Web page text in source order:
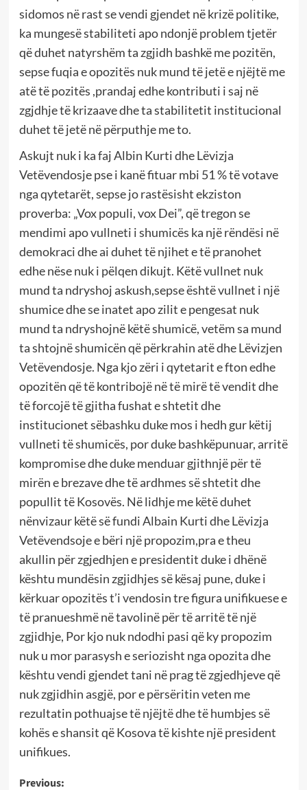
sidomos në rast se vendi gjendet në krizë politike,
ka mungesë stabiliteti apo ndonjë problem tjetër
që duhet natyrshëm ta zgjidh bashkë me pozitën,
sepse fuqia e opozitës nuk mund të jetë e njëjtë me
atë të pozitës ,prandaj edhe kontributi i saj në
zgjdhje të krizaave dhe ta stabilitetit institucional
duhet të jetë në përputhje me to.
Askujt nuk i ka faj Albin Kurti dhe Lëvizja
Vetëvendosje pse i kanë fituar mbi 51 % të votave
nga qytetarët, sepse jo rastësisht ekziston
proverba: „Vox populi, vox Dei”, që tregon se
mendimi apo vullneti i shumicës ka një rëndësi në
demokraci dhe ai duhet të njihet e të pranohet
edhe nëse nuk i pëlqen dikujt. Këtë vullnet nuk
mund ta ndryshoj askush,sepse është vullnet i një
shumice dhe se inatet apo zilit e pengesat nuk
mund ta ndryshojnë këtë shumicë, vetëm sa mund
ta shtojnë shumicën që përkrahin atë dhe Lëvizjen
Vetëvendosje. Nga kjo zëri i qytetarit e fton edhe
opozitën që të kontribojë në të mirë të vendit dhe
të forcojë të gjitha fushat e shtetit dhe
institucionet sëbashku duke mos i hedh gur këtij
vullneti të shumicës, por duke bashkëpunuar, arritë
kompromise dhe duke menduar gjithnjë për të
mirën e brezave dhe të ardhmes së shtetit dhe
popullit të Kosovës. Në lidhje me këtë duhet
nënvizaur këtë së fundi Albain Kurti dhe Lëvizja
Vetëvendsoje e bëri një propozim,pra e theu
akullin për zgjedhjen e presidentit duke i dhënë
kështu mundësin zgjidhjes së kësaj pune, duke i
kërkuar opozitës t’i vendosin tre figura unifikuese e
të pranueshmë në tavolinë për të arritë të një
zgjidhje, Por kjo nuk ndodhi pasi që ky propozim
nuk u mor parasysh e seriozisht nga opozita dhe
kështu vendi gjendet tani në prag të zgjedhjeve që
nuk zgjidhin asgjë, por e përsëritin veten me
rezultatin pothuajse të njëjtë dhe të humbjes së
kohës e shansit që Kosova të kishte një president
unifikues.
Previous: